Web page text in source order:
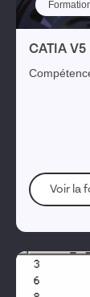
Visiativ
SIMULIA
CATIA
Compétences visées:
Voir la